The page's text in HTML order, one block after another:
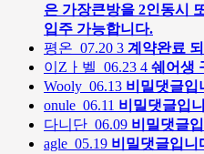
은 가장큰방을 2인동시
입주 가능합니다.
평온 07.20 3 계약완료
이Zㅏ벨 06.23 4 쉐어생
Wooly 06.13 비밀댓글입
onule 06.11 비밀댓글입
다니단 06.09 비밀댓글
agle 05.19 비밀댓글입니